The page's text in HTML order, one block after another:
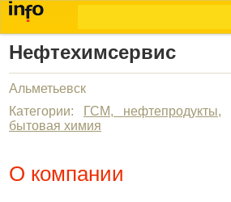
Нефтехимсервис
Альметьевск
Категории:
ГСМ, нефтепродукты,
бытовая химия
О компании